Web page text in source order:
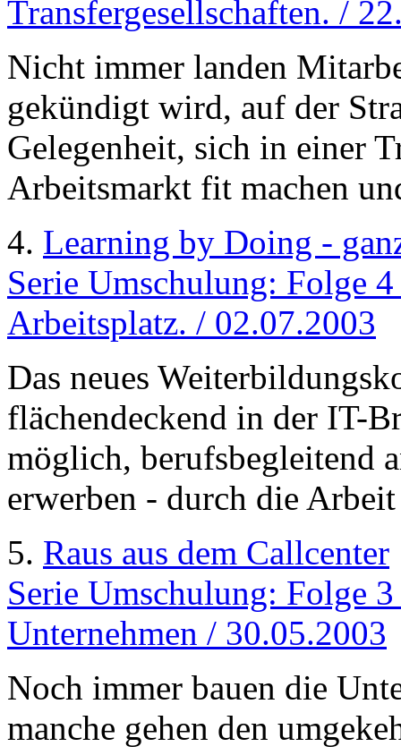
Transfergesellschaften. /
Nicht immer landen
gekündigt wird, auf der
Gelegenheit, sich in einer
Arbeitsmarkt fit machen
4. Learning by Doing -
Serie Umschulung: Folge
Arbeitsplatz. / 02.07.2003
Das neues
flächendeckend in der IT-
möglich, berufsbegleitend
erwerben - durch die
5. Raus aus dem Callcenter
Serie Umschulung: Folge
Unternehmen / 30.05.2003
Noch immer bauen die
manche gehen den